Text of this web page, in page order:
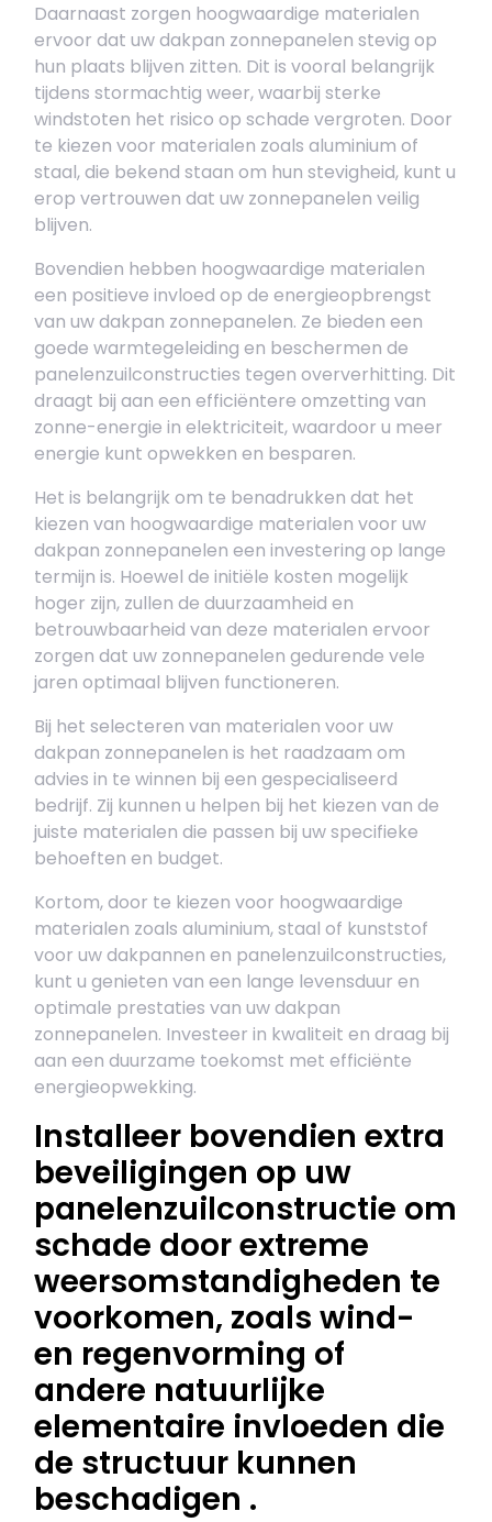
Daarnaast zorgen hoogwaardige materialen
ervoor dat uw dakpan zonnepanelen stevig op
hun plaats blijven zitten. Dit is vooral belangrijk
tijdens stormachtig weer, waarbij sterke
windstoten het risico op schade vergroten. Door
te kiezen voor materialen zoals aluminium of
staal, die bekend staan om hun stevigheid, kunt u
erop vertrouwen dat uw zonnepanelen veilig
blijven.
Bovendien hebben hoogwaardige materialen
een positieve invloed op de energieopbrengst
van uw dakpan zonnepanelen. Ze bieden een
goede warmtegeleiding en beschermen de
panelenzuilconstructies tegen oververhitting. Dit
draagt bij aan een efficiëntere omzetting van
zonne-energie in elektriciteit, waardoor u meer
energie kunt opwekken en besparen.
Het is belangrijk om te benadrukken dat het
kiezen van hoogwaardige materialen voor uw
dakpan zonnepanelen een investering op lange
termijn is. Hoewel de initiële kosten mogelijk
hoger zijn, zullen de duurzaamheid en
betrouwbaarheid van deze materialen ervoor
zorgen dat uw zonnepanelen gedurende vele
jaren optimaal blijven functioneren.
Bij het selecteren van materialen voor uw
dakpan zonnepanelen is het raadzaam om
advies in te winnen bij een gespecialiseerd
bedrijf. Zij kunnen u helpen bij het kiezen van de
juiste materialen die passen bij uw specifieke
behoeften en budget.
Kortom, door te kiezen voor hoogwaardige
materialen zoals aluminium, staal of kunststof
voor uw dakpannen en panelenzuilconstructies,
kunt u genieten van een lange levensduur en
optimale prestaties van uw dakpan
zonnepanelen. Investeer in kwaliteit en draag bij
aan een duurzame toekomst met efficiënte
energieopwekking.
Installeer bovendien extra
beveiligingen op uw
panelenzuilconstructie om
schade door extreme
weersomstandigheden te
voorkomen, zoals wind-
en regenvorming of
andere natuurlijke
elementaire invloeden die
de structuur kunnen
beschadigen .